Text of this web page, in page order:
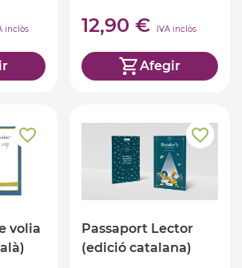
inclòs 12,90 € IVA inclòs
Afegir
volia
Passaport Lector
(edició catalana)